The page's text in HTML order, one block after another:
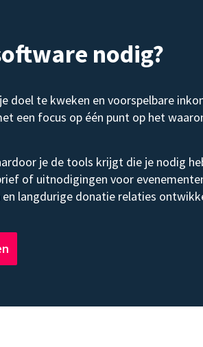
nodig?
doel te kweken en voorspelbare
een focus op één punt op het
je de tools krijgt die je nodig
of uitnodigingen voor
langdurige donatie relaties